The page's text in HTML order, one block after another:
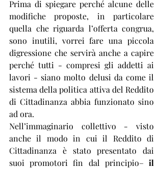
Prima di spiegare perché alcune delle
modifiche proposte, in particolare
quella che riguarda l’offerta congrua,
sono inutili, vorrei fare una piccola
digressione che servirà anche a capire
perché tutti - compresi gli addetti ai
lavori - siano molto delusi da come il
sistema della politica attiva del Reddito
di Cittadinanza abbia funzionato sino
ad ora.
Nell’immaginario collettivo - visto
anche il modo in cui il Reddito di
Cittadinanza è stato presentato dai
suoi promotori fin dal principio– il